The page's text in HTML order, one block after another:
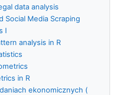
data analysis
Social Media Scraping
I
analysis in R
in R
ekonomicznych (